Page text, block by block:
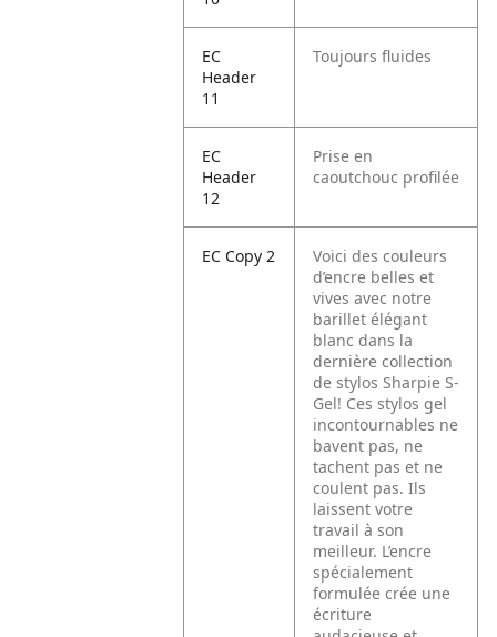
EC
Header
11
Toujours fluides
EC
Header
12
Prise en
caoutchouc profilée
EC Copy 2
Voici des couleurs
d’encre belles et
vives avec notre
barillet élégant
blanc dans la
dernière collection
de stylos Sharpie S-
Gel! Ces stylos gel
incontournables ne
bavent pas, ne
tachent pas et ne
coulent pas. Ils
laissent votre
travail à son
meilleur. L’encre
spécialement
formulée crée une
écriture